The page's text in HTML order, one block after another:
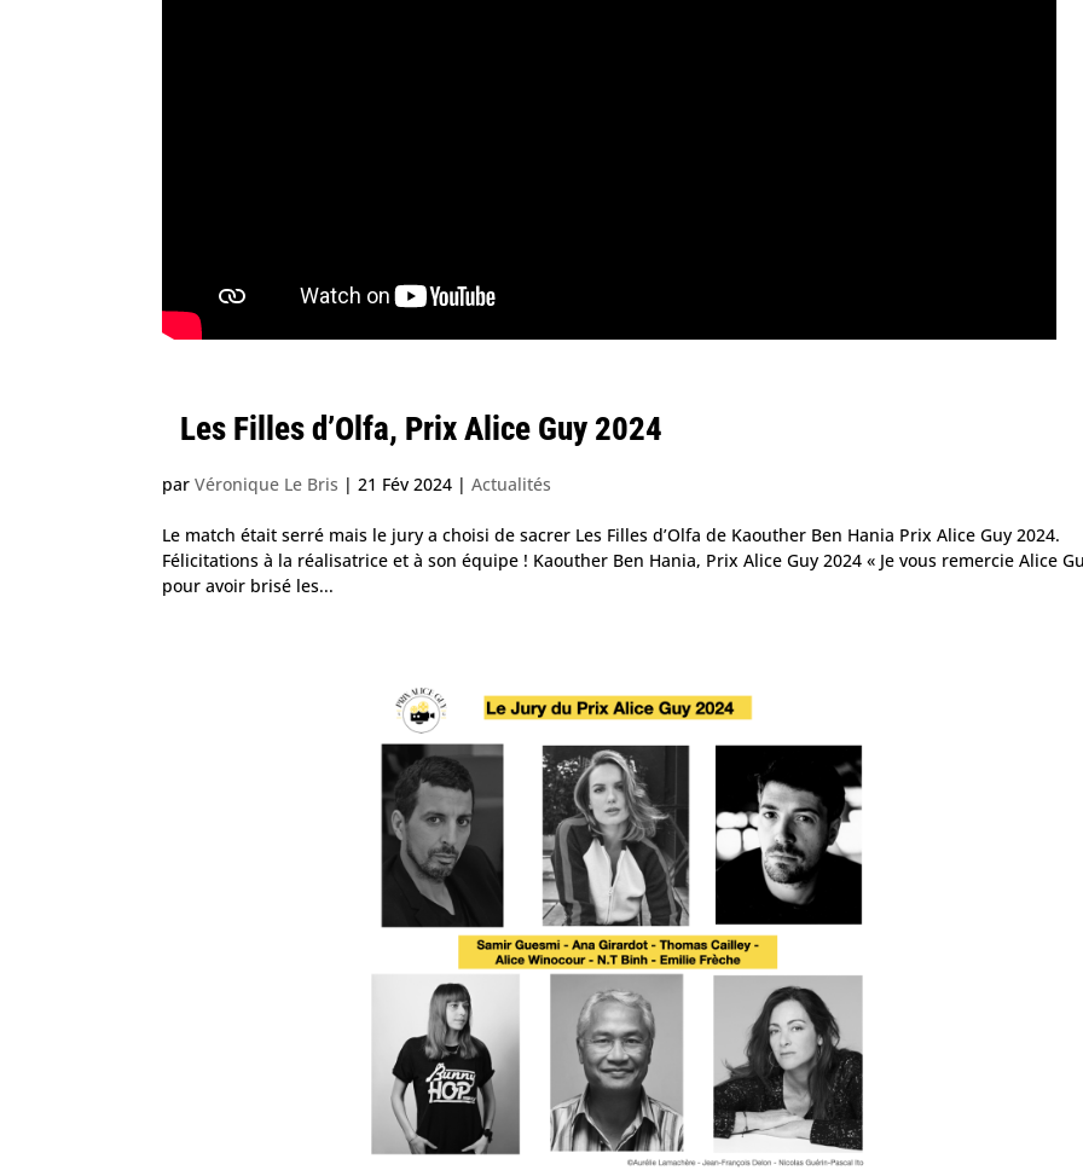
Les Filles d’Olfa, Prix Alice Guy 2024
parVéronique Le Bris | 21 Fév 2024 |Actualités
Le match était serré mais le jury a choisi de sacrer Les Filles d’Olfa de Kaouther Ben Hania Prix Alice Guy 2024.
Félicitations à la réalisatrice et à son équipe ! Kaouther Ben Hania, Prix Alice Guy 2024 « Je vous remercie Alice
pour avoir brisé les...